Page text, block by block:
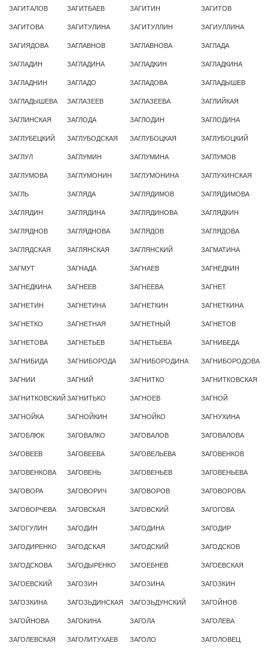
ЗАГИТАЛОВ ЗАГИТБАЕВ ЗАГИТИН ЗАГИТОВ
ЗАГИТОВА ЗАГИТУЛИНА ЗАГИТУЛЛИН ЗАГИУЛЛИНА
ЗАГИЯДОВА ЗАГЛАВНОВ ЗАГЛАВНОВА ЗАГЛАДА
ЗАГЛАДИН ЗАГЛАДИНА ЗАГЛАДКИН ЗАГЛАДКИНА
ЗАГЛАДНИН ЗАГЛАДО ЗАГЛАДОВА ЗАГЛАДЫШЕВ
ЗАГЛАДЫШЕВА ЗАГЛАЗЕЕВ ЗАГЛАЗЕЕВА ЗАГЛИЙКАЯ
ЗАГЛИНСКАЯ ЗАГЛОДА ЗАГЛОДИН ЗАГЛОДИНА
ЗАГЛУБЕЦКИЙ ЗАГЛУБОДСКАЯ ЗАГЛУБОЦКАЯ ЗАГЛУБОЦКИЙ
ЗАГЛУЛ ЗАГЛУМИН ЗАГЛУМИНА ЗАГЛУМОВ
ЗАГЛУМОВА ЗАГЛУМОНИН ЗАГЛУМОНИНА ЗАГЛУХИНСКАЯ
ЗАГЛЬ ЗАГЛЯДА ЗАГЛЯДИМОВ ЗАГЛЯДИМОВА
ЗАГЛЯДИН ЗАГЛЯДИНА ЗАГЛЯДИНОВА ЗАГЛЯДКИН
ЗАГЛЯДНОВ ЗАГЛЯДНОВА ЗАГЛЯДОВ ЗАГЛЯДОВА
ЗАГЛЯДСКАЯ ЗАГЛЯНСКАЯ ЗАГЛЯНСКИЙ ЗАГМАТИНА
ЗАГМУТ ЗАГНАДА ЗАГНАЕВ ЗАГНЕДКИН
ЗАГНЕДКИНА ЗАГНЕЕВ ЗАГНЕЕВА ЗАГНЕТ
ЗАГНЕТИН ЗАГНЕТИНА ЗАГНЕТКИН ЗАГНЕТКИНА
ЗАГНЕТКО ЗАГНЕТНАЯ ЗАГНЕТНЫЙ ЗАГНЕТОВ
ЗАГНЕТОВА ЗАГНЕТЬЕВ ЗАГНЕТЬЕВА ЗАГНИБЕДА
ЗАГНИБИДА ЗАГНИБОРОДА ЗАГНИБОРОДИНА ЗАГНИБОРОДОВА
ЗАГНИИ ЗАГНИЙ ЗАГНИТКО ЗАГНИТКОВСКАЯ
ЗАГНИТКОВСКИЙ ЗАГНИТЬКО ЗАГНОЕВ ЗАГНОЙ
ЗАГНОЙКА ЗАГНОЙКИН ЗАГНОЙКО ЗАГНУХИНА
ЗАГОБЛЮК ЗАГОВАЛКО ЗАГОВАЛОВ ЗАГОВАЛОВА
ЗАГОВЕЕВ ЗАГОВЕЕВА ЗАГОВЕЛЬЕВА ЗАГОВЕНКОВ
ЗАГОВЕНКОВА ЗАГОВЕНЬ ЗАГОВЕНЬЕВ ЗАГОВЕНЬЕВА
ЗАГОВОРА ЗАГОВОРИЧ ЗАГОВОРОВ ЗАГОВОРОВА
ЗАГОВОРЧЕВА ЗАГОВСКАЯ ЗАГОВСКИЙ ЗАГОГОВА
ЗАГОГУЛИН ЗАГОДИН ЗАГОДИНА ЗАГОДИР
ЗАГОДИРЕНКО ЗАГОДСКАЯ ЗАГОДСКИЙ ЗАГОДСКОВ
ЗАГОДСКОВА ЗАГОДЫРЕНКО ЗАГОЕБНЕВ ЗАГОЕВСКАЯ
ЗАГОЕВСКИЙ ЗАГОЗИН ЗАГОЗИНА ЗАГОЗКИН
ЗАГОЗКИНА ЗАГОЗЬДИНСКАЯ ЗАГОЗЬДУНСКИЙ ЗАГОЙНОВ
ЗАГОЙНОВА ЗАГОКИНА ЗАГОЛА ЗАГОЛЕВА
ЗАГОЛЕВСКАЯ ЗАГОЛИТУХАЕВ ЗАГОЛО ЗАГОЛОВЕЦ